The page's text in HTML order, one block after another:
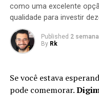
como uma excelente
qualidade para investir
Published 2
By Rk
Se você estava
pode comemorar.